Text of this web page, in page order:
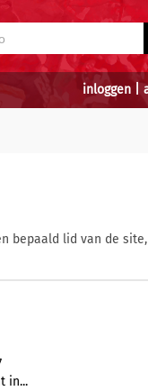
inloggen
bepaald lid van de
in...